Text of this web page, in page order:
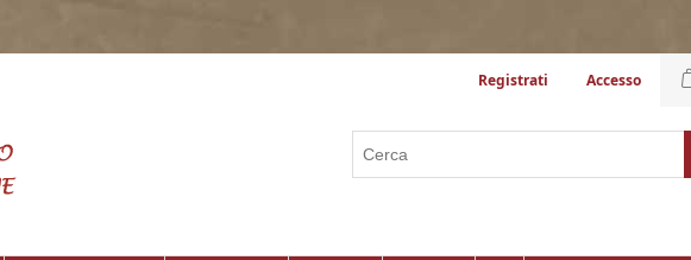
Registrati Accesso